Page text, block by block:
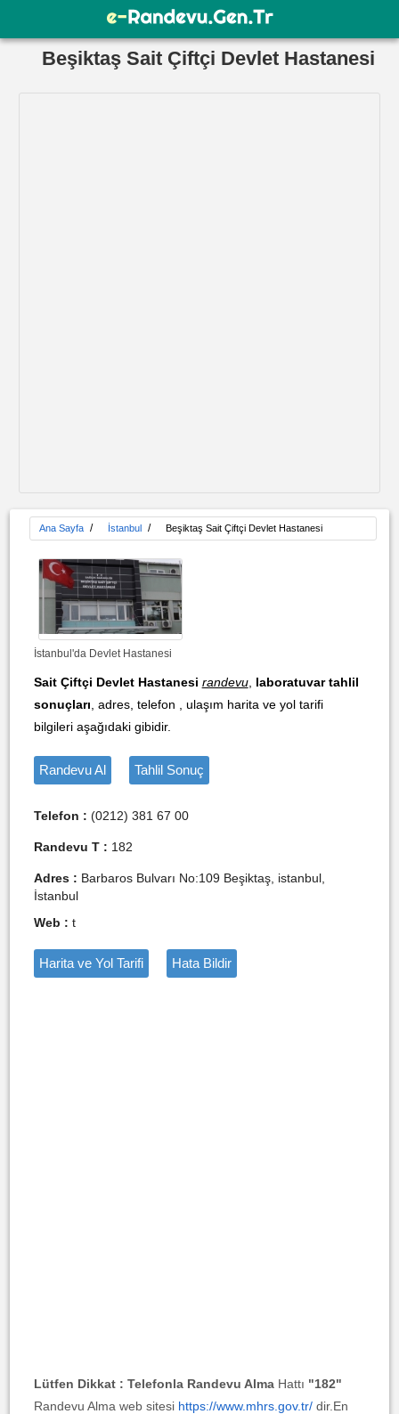
Beşiktaş Sait Çiftçi Devlet Hastanesi
Ana Sayfa / İstanbul / Beşiktaş Sait Çiftçi Devlet Hastanesi
İstanbul'da Devlet Hastanesi
Sait Çiftçi Devlet Hastanesi randevu, laboratuvar tahlil
sonuçları , adres, telefon , ulaşım harita ve yol tarifi
bilgileri aşağıdaki gibidir.
Randevu Al Tahlil Sonuç
Telefon : (0212) 381 67 00
Randevu T : 182
Adres : Barbaros Bulvarı No:109 Beşiktaş, istanbul,
İstanbul
Web : t
Harita ve Yol Tarifi Hata Bildir
Lütfen Dikkat : Telefonla Randevu AlmaHattı "182"
Randevu Alma web sitesi https://www.mhrs.gov.tr/dir.En